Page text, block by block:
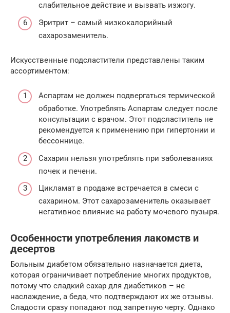
слабительное действие и вызвать изжогу.
Эритрит – самый низкокалорийный
сахарозаменитель.
Искусственные подсластители представлены таким
ассортиментом:
Аспартам не должен подвергаться термической
обработке. Употреблять Аспартам следует после
консультации с врачом. Этот подсластитель не
рекомендуется к применению при гипертонии и
бессоннице.
Сахарин нельзя употреблять при заболеваниях
почек и печени.
Цикламат в продаже встречается в смеси с
сахарином. Этот сахарозаменитель оказывает
негативное влияние на работу мочевого пузыря.
Особенности употребления лакомств и
десертов
Больным диабетом обязательно назначается диета,
которая ограничивает потребление многих продуктов,
потому что сладкий сахар для диабетиков – не
наслаждение, а беда, что подтверждают их же отзывы.
Сладости сразу попадают под запретную черту. Однако